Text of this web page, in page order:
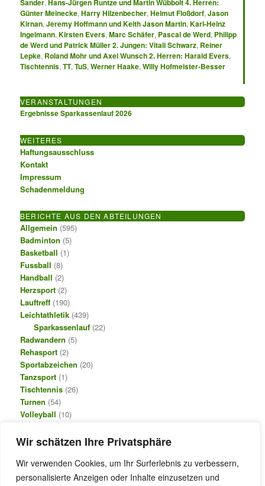
Wir schätzen Ihre Privatsphäre
Wir verwenden Cookies, um Ihr Surferlebnis zu verbessern,
personalisierte Anzeigen oder Inhalte einzusetzen und
Sander,Hans-Jürgen Runtze und Martin Wübbolt 4. Herren:
Günter Meinecke,Harry Hilzenbecher,Helmut Floßdorf,Jason
Kirnan,Jeremy Hoffmann und Keith Jason Martin,Karl-Heinz
Ingelmann,Kirsten Evers,Marc Schäfer, Pascal de Werd, Philipp
de Werd und Patrick Müller 2. Jungen: Vitali Schwarz, Reiner
Lepke, Roland Mohr und Axel Wunsch 2. Herren: Harald Evers,
Tischtennis,TT,TuS,Werner Haake,Willy Hofmeister-Besser
VERANSTALTUNGEN
Ergebnisse Sparkassenlauf 2026
WEITERES
Haftungsausschluss
Kontakt
Impressum
Schadenmeldung
BERICHTE AUS DEN ABTEILUNGEN
Allgemein (595)
Badminton (5)
Basketball (1)
Fussball (8)
Handball (2)
Herzsport (2)
Lauftreff (190)
Leichtathletik (439)
Sparkassenlauf(22)
Radwandern (5)
Rehasport (2)
Sportabzeichen (20)
Tanzsport (1)
Tischtennis (26)
Turnen (54)
Volleyball (10)
META
Eintrags-Feed
Kommentar-Feed